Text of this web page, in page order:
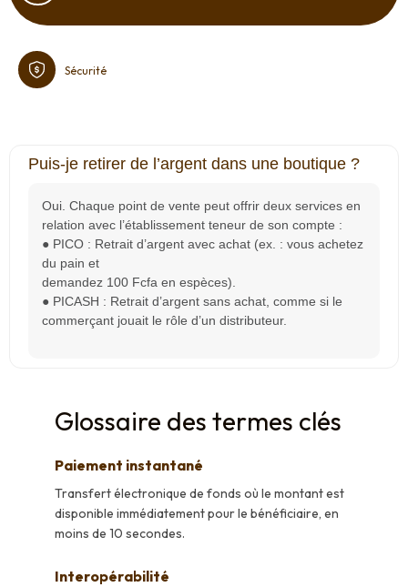
Sécurité
Puis-je retirer de l’argent dans une boutique ?
Oui. Chaque point de vente peut offrir deux services en
relation avec l’établissement teneur de son compte :
● PICO : Retrait d’argent avec achat (ex. : vous achetez
du pain et
demandez 100 Fcfa en espèces).
● PICASH : Retrait d’argent sans achat, comme si le
commerçant jouait le rôle d’un distributeur.
Glossaire des termes clés
Paiement instantané
Transfert électronique de fonds où le montant est
disponible immédiatement pour le bénéficiaire, en
moins de 10 secondes.
Interopérabilité